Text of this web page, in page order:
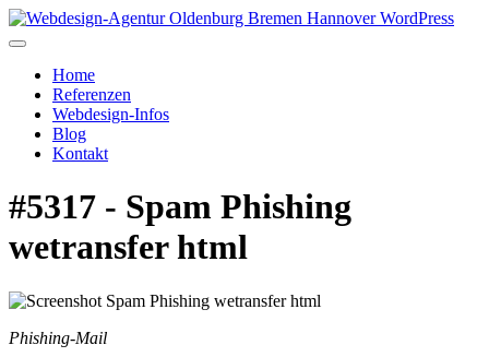
Home
Referenzen
Webdesign-Infos
Blog
Kontakt
#5317 - Spam Phishing
wetransfer html
Phishing-Mail